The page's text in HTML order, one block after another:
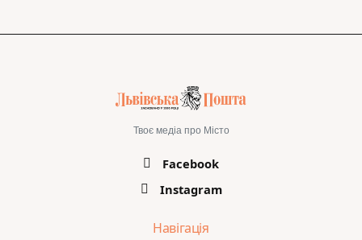
Твоє медіа про Місто
Facebook
Instagram
Навігація